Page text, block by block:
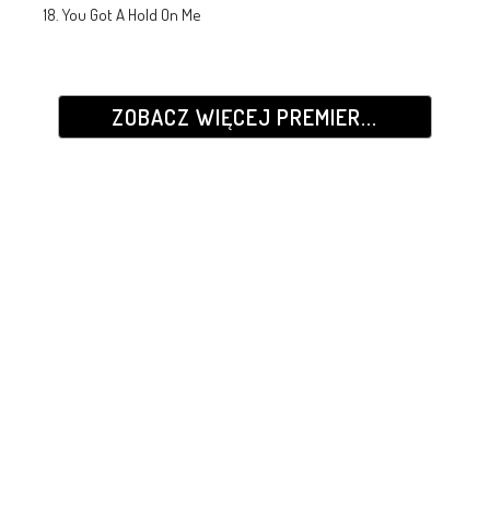
18. You Got A Hold On Me
ZOBACZ WIĘCEJ PREMIER...